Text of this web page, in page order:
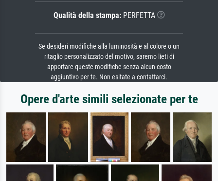
Qualità della stampa:PERFETTA
Se desideri modifiche alla luminosità e al colore o un
ritaglio personalizzato del motivo, saremo lieti di
apportare queste modifiche senza alcun costo
aggiuntivo per te. Non esitate a contattarci.
Opere d'arte simili selezionate per te